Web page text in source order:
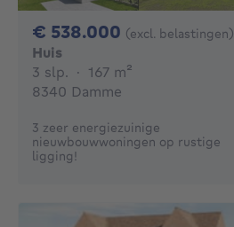
€ 538.000 538000€
(excl. belastingen)
Huis
3 slp. 3 slaapkamers
· 167 m²
8340 Damme
3 zeer energiezuinige
nieuwbouwwoningen op rustige
ligging!